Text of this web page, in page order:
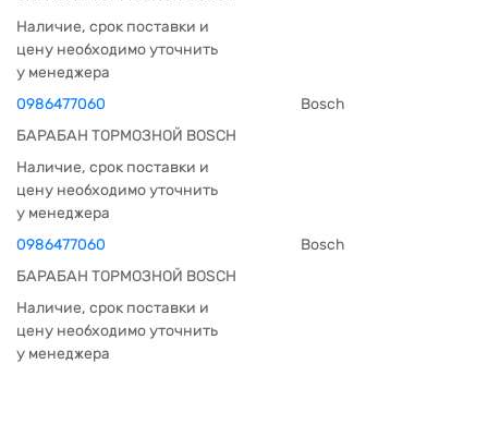
Наличие, срок поставки и
цену необходимо уточнить
у менеджера
0986477060
Bosch
БАРАБАН ТОРМОЗНОЙ BOSCH
Наличие, срок поставки и
цену необходимо уточнить
у менеджера
0986477060
Bosch
БАРАБАН ТОРМОЗНОЙ BOSCH
Наличие, срок поставки и
цену необходимо уточнить
у менеджера